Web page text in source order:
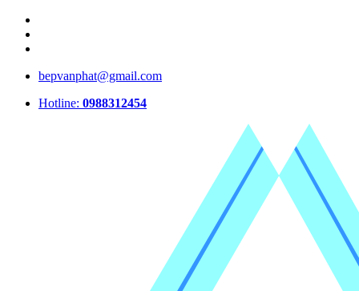
bepvanphat@gmail.com
Hotline: 0988312454